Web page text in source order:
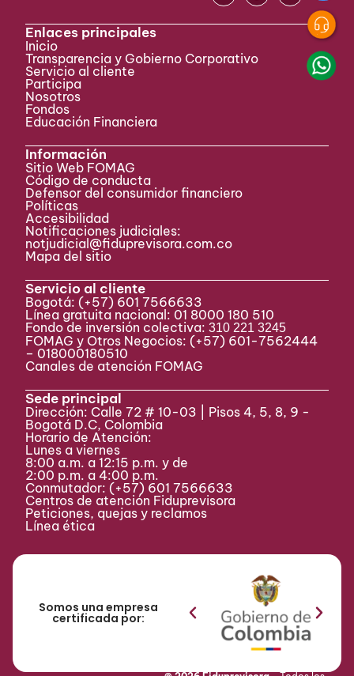
Enlaces principales
Inicio
Transparencia y Gobierno Corporativo
Servicio al cliente
Participa ​
Nosotros
Fondos
Educación Financiera
Información
Sitio Web FOMAG
Código de conducta
Defensor del consumidor financiero
Políticas
Accesibilidad
Notificaciones judiciales:
notjudicial@fiduprevisora.com.co
Mapa del sitio
Servicio al cliente
Bogotá: (+57) 601 7566633
Línea gratuita nacional: 01 8000 180 510
Fondo de inversión colectiva:310 221 3245
FOMAG y Otros Negocios: (+57) 601-7562444
– 018000180510
Canales de atención FOMAG
Sede principal
Dirección: Calle 72 # 10-03 | Pisos 4, 5, 8, 9 -
Bogotá D.C, Colombia
Horario de Atención:
Lunes a viernes
8:00 a.m. a 12:15 p.m. y de
2:00 p.m. a 4:00 p.m.
Conmutador: (+57) 601 7566633
Centros de atención Fiduprevisora
Peticiones, quejas y reclamos
Línea ética
Somos una empresa
certificada por: